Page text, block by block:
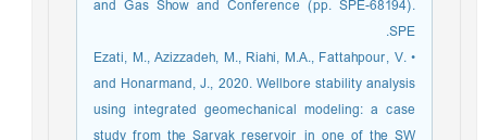
and Gas Show and Conference (pp. SPE-68194).
SPE.
• Ezati, M., Azizzadeh, M., Riahi, M.A., Fattahpour, V.
and Honarmand, J., 2020. Wellbore stability analysis
using integrated geomechanical modeling: a case